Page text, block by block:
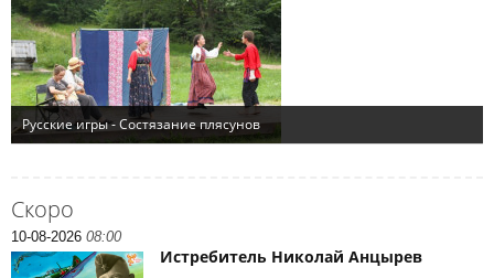
Скоро
10-08-2026 08:00
Истребитель Николай Анцырев